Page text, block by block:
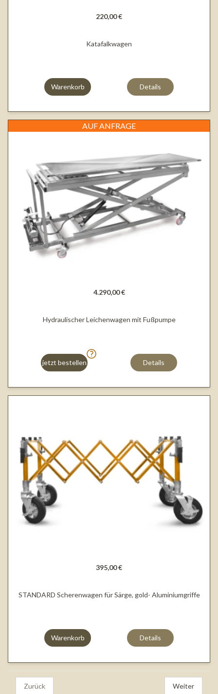
220,00 €
Katafalkwagen
Warenkorb Details
AUF ANFRAGE
4.290,00 €
Hydraulischer Leichenwagen mit Fußpumpe
jetzt bestellen Details
395,00 €
STANDARD Scherenwagen für Särge, gold- Aluminiumgriffe
Warenkorb Details
Zurück Weiter